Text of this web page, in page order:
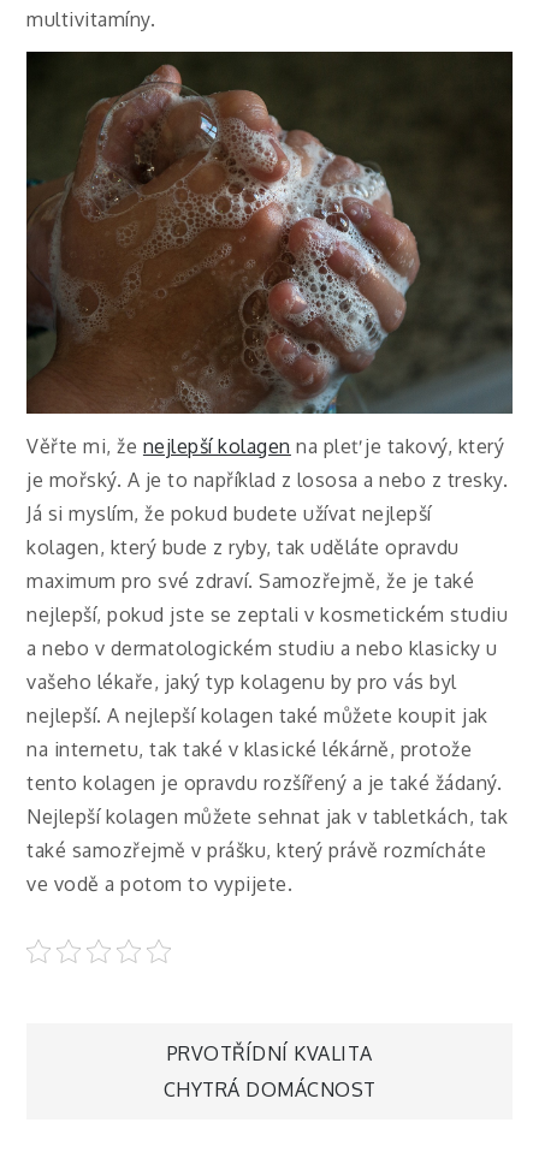
multivitamíny.
Věřte mi, že nejlepší kolagen na pleť je takový, který
je mořský. A je to například z lososa a nebo z tresky.
Já si myslím, že pokud budete užívat nejlepší
kolagen, který bude z ryby, tak uděláte opravdu
maximum pro své zdraví. Samozřejmě, že je také
nejlepší, pokud jste se zeptali v kosmetickém studiu
a nebo v dermatologickém studiu a nebo klasicky u
vašeho lékaře, jaký typ kolagenu by pro vás byl
nejlepší. A nejlepší kolagen také můžete koupit jak
na internetu, tak také v klasické lékárně, protože
tento kolagen je opravdu rozšířený a je také žádaný.
Nejlepší kolagen můžete sehnat jak v tabletkách, tak
také samozřejmě v prášku, který právě rozmícháte
ve vodě a potom to vypijete.
Navigace
PRVOTŘÍDNÍ KVALITA
CHYTRÁ DOMÁCNOST